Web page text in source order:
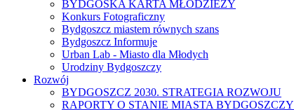
BYDGOSKA KARTA MŁODZIEŻY
Konkurs Fotograficzny
Bydgoszcz miastem równych szans
Bydgoszcz Informuje
Urban Lab - Miasto dla Młodych
Urodziny Bydgoszczy
Rozwój
BYDGOSZCZ 2030. STRATEGIA ROZWOJU
RAPORTY O STANIE MIASTA BYDGOSZCZY